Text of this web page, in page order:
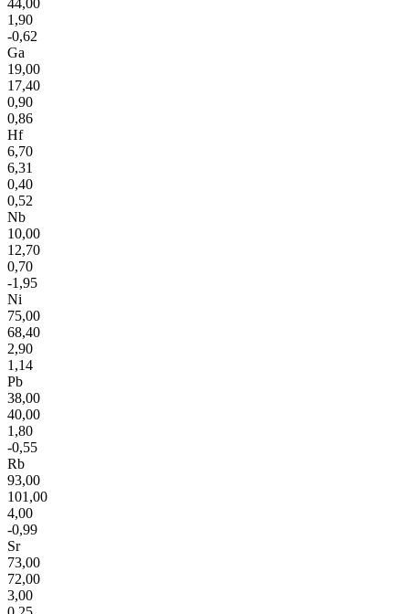
1,90
-0,62
Ga
19,00
17,40
0,90
0,86
Hf
6,70
6,31
0,40
0,52
Nb
10,00
12,70
0,70
-1,95
Ni
75,00
68,40
2,90
1,14
Pb
38,00
40,00
1,80
-0,55
Rb
93,00
101,00
4,00
-0,99
Sr
73,00
72,00
3,00